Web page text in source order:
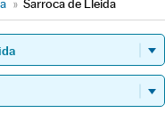
» Sarroca de Lleida